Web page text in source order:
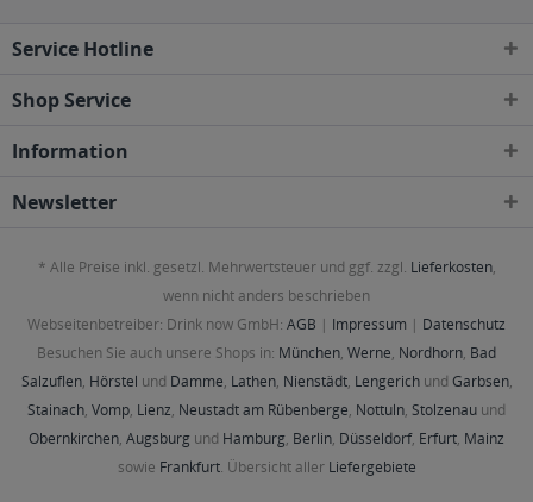
Service Hotline
Shop Service
Information
Newsletter
* Alle Preise inkl. gesetzl. Mehrwertsteuer und ggf. zzgl. Lieferkosten,
wenn nicht anders beschrieben
Webseitenbetreiber: Drink now GmbH: AGB | Impressum | Datenschutz
Besuchen Sie auch unsere Shops in: München, Werne, Nordhorn, Bad
Salzuflen, Hörstel und Damme, Lathen, Nienstädt, Lengerichund Garbsen,
Stainach, Vomp, Lienz, Neustadt am Rübenberge, Nottuln, Stolzenau und
Obernkirchen, Augsburg und Hamburg, Berlin, Düsseldorf, Erfurt, Mainz
sowie Frankfurt. Übersicht aller Liefergebiete